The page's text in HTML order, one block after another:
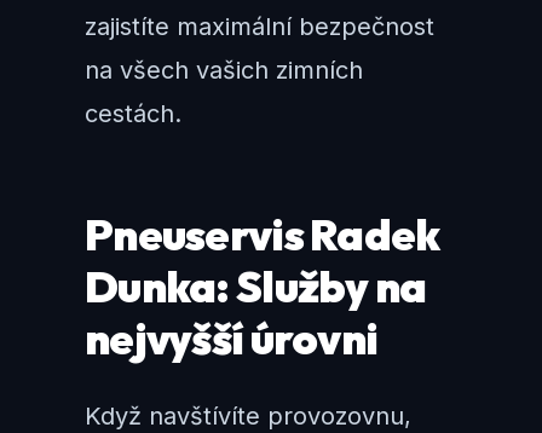
zajistíte maximální bezpečnost
na všech vašich zimních
cestách.
Pneuservis Radek
Dunka: Služby na
nejvyšší úrovni
Když navštívíte provozovnu,